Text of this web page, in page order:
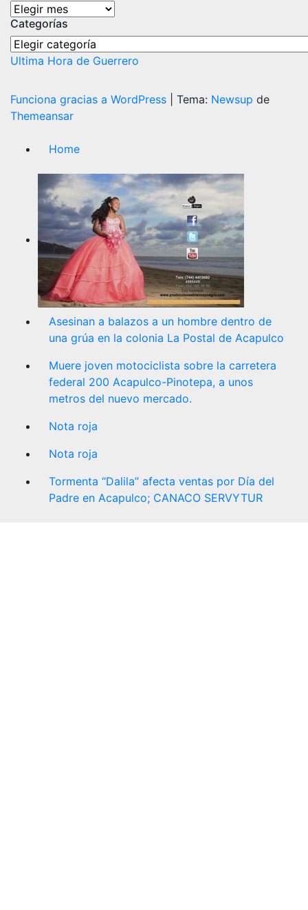
Archivos
Categorías
Categorías
Ultima Hora de Guerrero
Funciona gracias a WordPress Tema: Newsup de
Themeansar
Home
Asesinan a balazos a un hombre dentro de
una grúa en la colonia La Postal de Acapulco
Muere joven motociclista sobre la carretera
federal 200 Acapulco-Pinotepa, a unos
metros del nuevo mercado.
Nota roja
Nota roja
Tormenta “Dalila” afecta ventas por Día del
Padre en Acapulco; CANACO SERVYTUR